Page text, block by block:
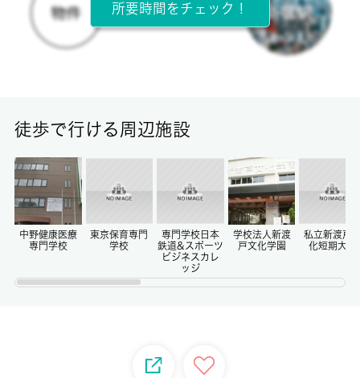
所在階
2階 / 2階建
0ヶ月
償却/敷引
-/-
所要時間をチェック！
徒歩で行ける周辺施設
中野健康医療
専門学校
東京保育専門
学校
専門学校日本
鉄道&スポーツ
ビジネスカレ
ッジ
学校法人新渡
戸文化学園
私立新渡戸
化短期大学